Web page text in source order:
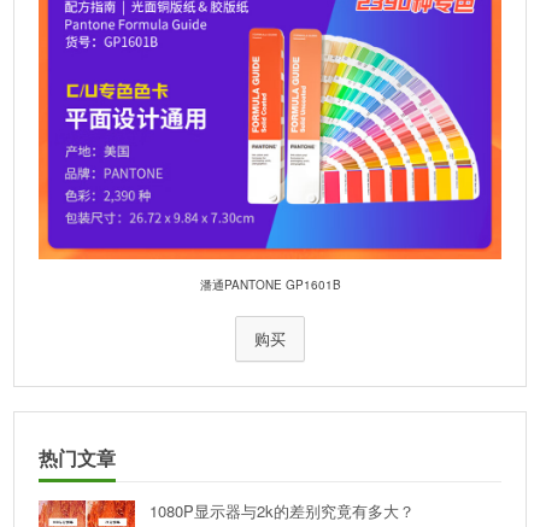
潘通PANTONE GP1601B
购买
热门文章
1080P显示器与2k的差别究竟有多大？